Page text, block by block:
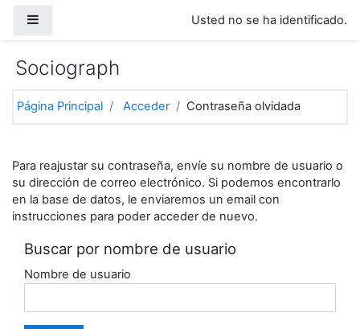
Usted no se ha identificado.
Sociograph
Página Principal Acceder Contraseña olvidada
Para reajustar su contraseña, envíe su nombre de usuario o
su dirección de correo electrónico. Si podemos encontrarlo
en la base de datos, le enviaremos un email con
instrucciones para poder acceder de nuevo.
Buscar por nombre de usuario
Nombre de usuario